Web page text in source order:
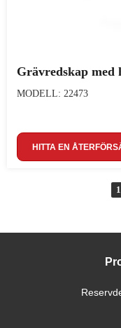
Grävredskap med
MODELL: 22473
HITTA EN
1